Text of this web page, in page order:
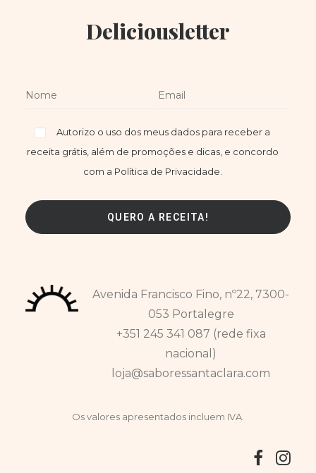
Deliciousletter
Autorizo o uso dos meus dados para receber a
receita grátis, além de promoções e dicas, e concordo
com a Política de Privacidade.
Avenida Francisco Fino, nº22, 7300-
053 Portalegre
+351 245 341 087 (rede fixa
nacional)
loja@saboressantaclara.com
Os valores apresentados incluem IVA.